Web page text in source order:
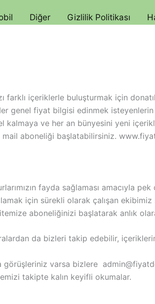
Diğer Gizlilik Politikası
farklı içeriklerle buluşturmak için
genel fiyat bilgisi edinmek
kalmaya ve her an bünyesini yeni
aboneliği başlatabilirsiniz.
fayda sağlaması amacıyla
için sürekli olarak çalışan
aboneliğinizi başlatarak anlık
da bizleri takip edebilir,
görüşleriniz varsa bizlere
takipte kalın keyifli okumalar.